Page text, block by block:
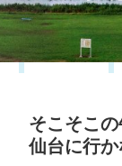
そこそこの
仙台に行